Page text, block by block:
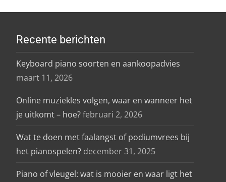
Recente berichten
Keyboard piano soorten en aankoopadvies
maart 11, 2026
Online muziekles volgen, waar en wanneer het
je uitkomt – hoe?februari 2, 2026
Wat te doen met faalangst of podiumvrees bij
het pianospelen? december 31, 2025
Piano of vleugel: wat is mooier en waar ligt het